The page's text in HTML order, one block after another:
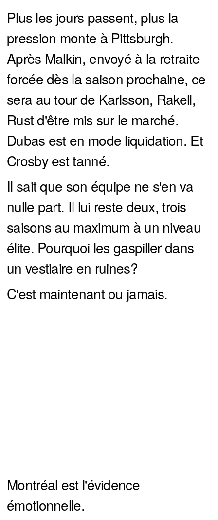
Plus les jours passent, plus la
pression monte à Pittsburgh.
Après Malkin, envoyé à la retraite
forcée dès la saison prochaine, ce
sera au tour de Karlsson, Rakell,
Rust d'être mis sur le marché.
Dubas est en mode liquidation. Et
Crosby est tanné.
Il sait que son équipe ne s'en va
nulle part. Il lui reste deux, trois
saisons au maximum à un niveau
élite. Pourquoi les gaspiller dans
un vestiaire en ruines?
C'est maintenant ou jamais.
Montréal est l'évidence
émotionnelle.